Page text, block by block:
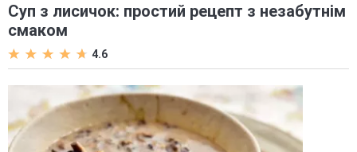
Суп з лисичок: простий рецепт з незабутнім
смаком
4.6